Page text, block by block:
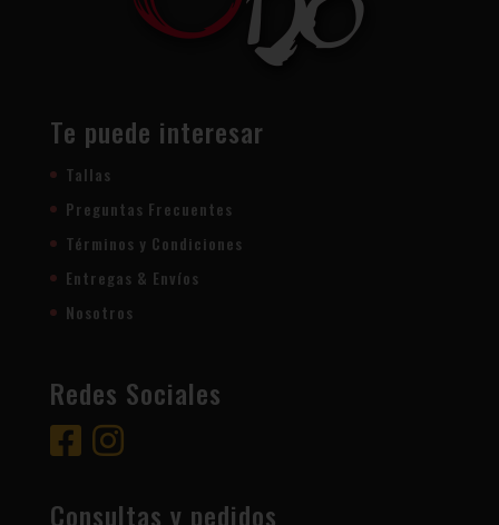
Te puede interesar
Tallas
Preguntas Frecuentes
Términos y Condiciones
Entregas & Envíos
Nosotros
Redes Sociales
Consultas y pedidos